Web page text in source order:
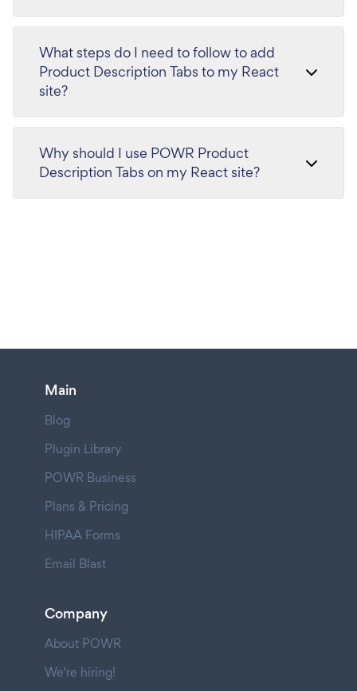
What steps do I need to follow to add
Product Description Tabs to my React
site?
Why should I use POWR Product
Description Tabs on my React site?
Main
Blog
Plugin Library
POWR Business
Plans & Pricing
HIPAA Forms
Email Blast
Company
About POWR
We're hiring!